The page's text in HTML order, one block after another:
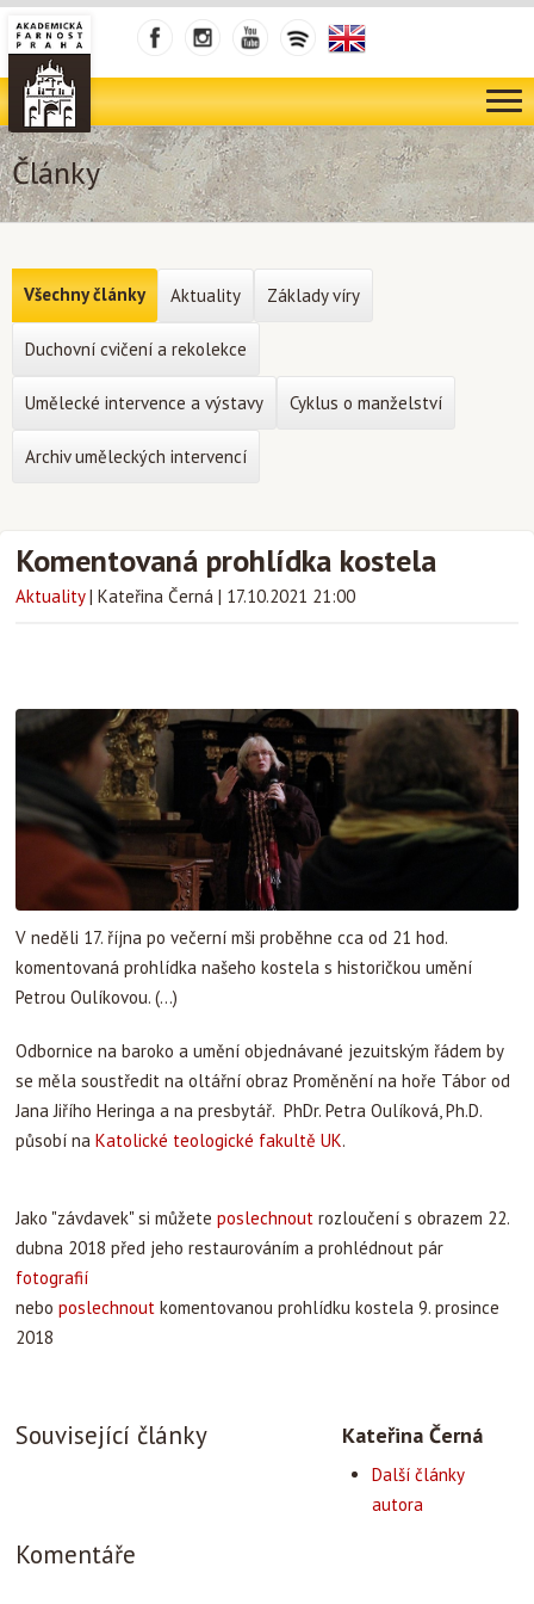
Články
Komentovaná prohlídka kostela
Aktuality | Kateřina Černá | 17.10.2021 21:00
V neděli 17. října po večerní mši proběhne cca od 21 hod.
komentovaná prohlídka našeho kostela s historičkou umění
Petrou Oulíkovou. (...)
Odbornice na baroko a umění objednávané jezuitským řádem by
se měla soustředit na oltářní obraz Proměnění na hoře Tábor od
Jana Jiřího Heringa a na presbytář. PhDr. Petra Oulíková, Ph.D.
působí na Katolické teologické fakultě UK.
Jako "závdavek" si můžete poslechnout rozloučení s obrazem 22.
dubna 2018 před jeho restaurováním a prohlédnout pár
fotografií
nebo poslechnout komentovanou prohlídku kostela 9. prosince
2018
Související články Kateřina Černá
Další články
autora
Komentáře
Všechny články Aktuality Základy víry
Duchovní cvičení a rekolekce
Umělecké intervence a výstavy Cyklus o manželství
Archiv uměleckých intervencí